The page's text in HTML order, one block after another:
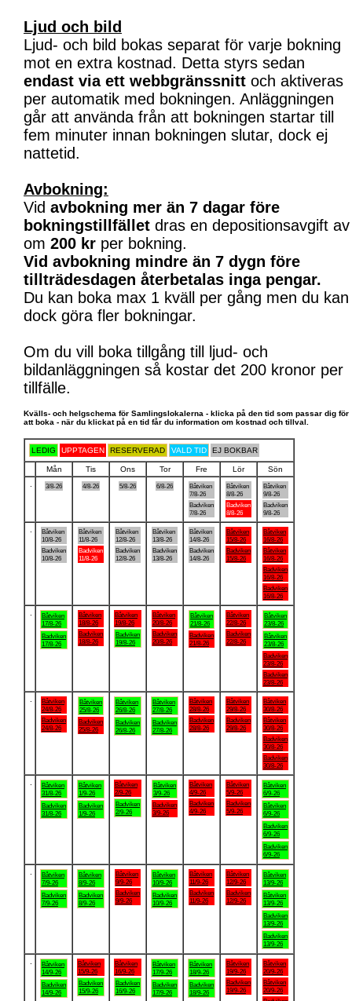
Ljud och bild
Ljud- och bild bokas separat för varje bokning
mot en extra kostnad. Detta styrs sedan
endast via ett webbgränssnitt och aktiveras
per automatik med bokningen. Anläggningen
går att använda från att bokningen startar till
fem minuter innan bokningen slutar, dock ej
nattetid.
Avbokning:
Vid avbokning mer än 7 dagar före
bokningstillfället dras en depositionsavgift av
om 200 kr per bokning.
Vid avbokning mindre än 7 dygn före
tillträdesdagen återbetalas inga pengar.
Du kan boka max 1 kväll per gång men du kan
dock göra fler bokningar.
Om du vill boka tillgång till ljud- och
bildanläggningen så kostar det 200 kronor per
tillfälle.
Kvälls- och helgschema för Samlingslokalerna - klicka på den tid som passar dig för
att boka - när du klickat på en tid får du information om kostnad och tillval.
LEDIG UPPTAGEN RESERVERAD VALD TID EJ BOKBAR
Mån Tis Ons Tor Fre Lör
Sön
3/8-26 4/8-26 5/8-26 6/8-26
Båtviken
7/8-26
Badviken
7/8-26
Båtviken
8/8-26
Badviken
8/8-26
Båtviken
9/8-26
Badviken
9/8-26
Båtviken
10/8-26
Badviken
10/8-26
Båtviken
11/8-26
Badviken
11/8-26
Båtviken
12/8-26
Badviken
12/8-26
Båtviken
13/8-26
Badviken
13/8-26
Båtviken
14/8-26
Badviken
14/8-26
Båtviken
15/8-26
Badviken
15/8-26
Båtviken
16/8-26
Båtviken
16/8-26
Badviken
16/8-26
Badviken
16/8-26
Båtviken
17/8-26
Badviken
17/8-26
Båtviken
18/8-26
Badviken
18/8-26
Båtviken
19/8-26
Badviken
19/8-26
Båtviken
20/8-26
Badviken
20/8-26
Båtviken
21/8-26
Badviken
21/8-26
Båtviken
22/8-26
Badviken
22/8-26
Båtviken
23/8-26
Båtviken
23/8-26
Badviken
23/8-26
Badviken
23/8-26
Båtviken
24/8-26
Badviken
24/8-26
Båtviken
25/8-26
Badviken
25/8-26
Båtviken
26/8-26
Badviken
26/8-26
Båtviken
27/8-26
Badviken
27/8-26
Båtviken
28/8-26
Badviken
28/8-26
Båtviken
29/8-26
Badviken
29/8-26
Båtviken
30/8-26
Båtviken
30/8-26
Badviken
30/8-26
Badviken
30/8-26
Båtviken
31/8-26
Badviken
31/8-26
Båtviken
1/9-26
Badviken
1/9-26
Båtviken
2/9-26
Badviken
2/9-26
Båtviken
3/9-26
Badviken
3/9-26
Båtviken
4/9-26
Badviken
4/9-26
Båtviken
5/9-26
Badviken
5/9-26
Båtviken
6/9-26
Båtviken
6/9-26
Badviken
6/9-26
Badviken
6/9-26
Båtviken
7/9-26
Badviken
7/9-26
Båtviken
8/9-26
Badviken
8/9-26
Båtviken
9/9-26
Badviken
9/9-26
Båtviken
10/9-26
Badviken
10/9-26
Båtviken
11/9-26
Badviken
11/9-26
Båtviken
12/9-26
Badviken
12/9-26
Båtviken
13/9-26
Båtviken
13/9-26
Badviken
13/9-26
Badviken
13/9-26
Båtviken
14/9-26
Badviken
14/9-26
Båtviken
15/9-26
Badviken
15/9-26
Båtviken
16/9-26
Badviken
16/9-26
Båtviken
17/9-26
Badviken
17/9-26
Båtviken
18/9-26
Badviken
18/9-26
Båtviken
19/9-26
Badviken
19/9-26
Båtviken
20/9-26
Båtviken
20/9-26